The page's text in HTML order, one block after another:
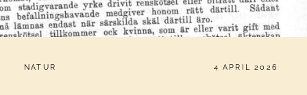
CATEGORIES:
NATUR PUBLICERAT
4 APRIL 2026